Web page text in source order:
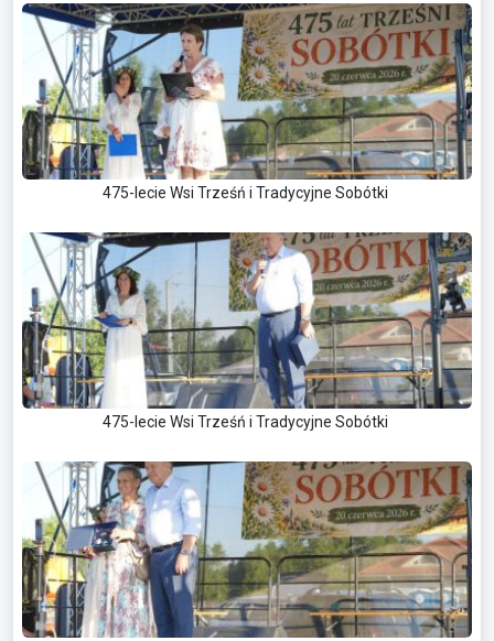
475-lecie Wsi Trześń i Tradycyjne Sobótki
475-lecie Wsi Trześń i Tradycyjne Sobótki